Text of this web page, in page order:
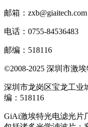
邮箱：zxb@giaitech.com
电话：0755-84536483
邮编：518116
©2008-2025 深圳市激
深圳市龙岗区宝龙工业
编：518116
GiAi激埃特光电滤光片